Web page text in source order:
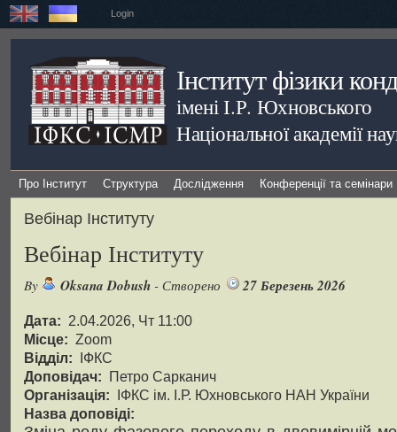
Login
Інститут фізики
імені І.Р. Юхновського
Національної академії
Про Інститут Структура Дослідження Конференції та семінари
Вебінар Інституту
Вебінар Інституту
By Oksana Dobush - Створено 27 Березень 2026
Дата: 2.04.2026, Чт 11:00
Місце: Zoom
Відділ: ІФКС
Доповідач: Петро Сарканич
Організація: ІФКС ім. І.Р. Юхновського НАН України
Назва доповіді: